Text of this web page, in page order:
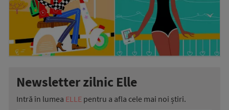
Newsletter zilnic Elle
Intră în lumea ELLE pentru a afla cele mai noi știri.